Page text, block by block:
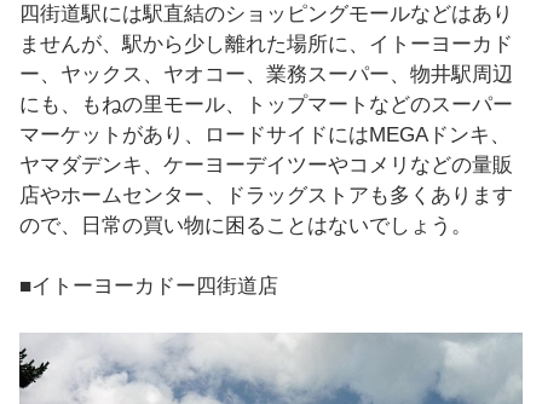
四街道駅には駅直結のショッピングモールなどはあり
ませんが、駅から少し離れた場所に、イトーヨーカド
ー、ヤックス、ヤオコー、業務スーパー、物井駅周辺
にも、もねの里モール、トップマートなどのスーパー
マーケットがあり、ロードサイドにはMEGAドンキ、
ヤマダデンキ、ケーヨーデイツーやコメリなどの量販
店やホームセンター、ドラッグストアも多くあります
ので、日常の買い物に困ることはないでしょう。
■イトーヨーカドー四街道店